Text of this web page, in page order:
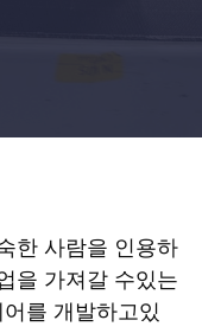
한 사람을 인용하
을 가져갈 수있는
를 개발하고있